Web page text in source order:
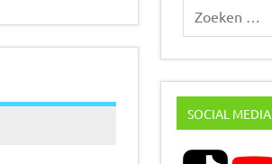
SOCIAL MEDIA